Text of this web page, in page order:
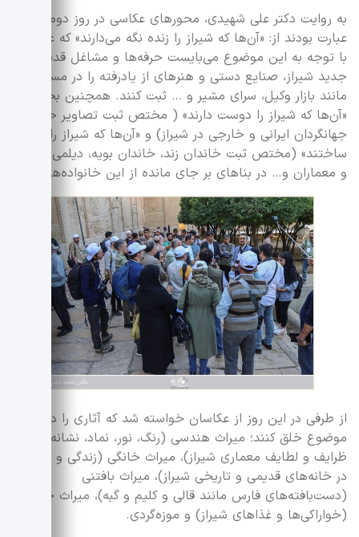
به روایت دکتر علی شهیدی، محورهای عکاسی در روز دوم هم
عبارت بودند از: «آن‌ها که شیراز را زنده نگه می‌دارند» که عکاسان
با توجه به این موضوع می‌بایست حرفه‌ها و مشاغل قدیم و
جدید شیراز، صنایع دستی و هنرهای از یادرفته را در مسیرهایی
مانند بازار وکیل، سرای مشیر و … ثبت کنند. همچنین بخش
«آن‌ها که شیراز را دوست دارند» ( مختص ثبت تصاویر حضور
جهانگردان ایرانی و خارجی در شیراز) و «آن‌ها که شیراز را
ساختند» (مختص ثبت خاندان زند، خاندان بویه، دیلمی، قوام
و معماران و… در بناهای بر جای مانده از این خانواده‌ها).
از طرفی در این روز از عکاسان خواسته شد که آثاری را در پنج
موضوع خلق کنند؛ میراث هندسی (رنگ، نور، نماد، نشانه و دیگر
ظرایف و لطایف معماری شیراز)، میراث خانگی (زندگی و مردم
در خانه‌های قدیمی و تاریخی شیراز)، میراث بافتنی
(دست‌بافته‌های فارس مانند قالی و کلیم و گبه)، میراث خوردنی
(خواراکی‌ها و غذاهای شیراز) و موزه‌گردی.